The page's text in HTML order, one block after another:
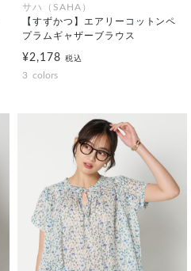
サハ（SAHA）
【すずかつ】エアリーコットンペ
プラムギャザーブラウス
¥2,178 税込
3 colors